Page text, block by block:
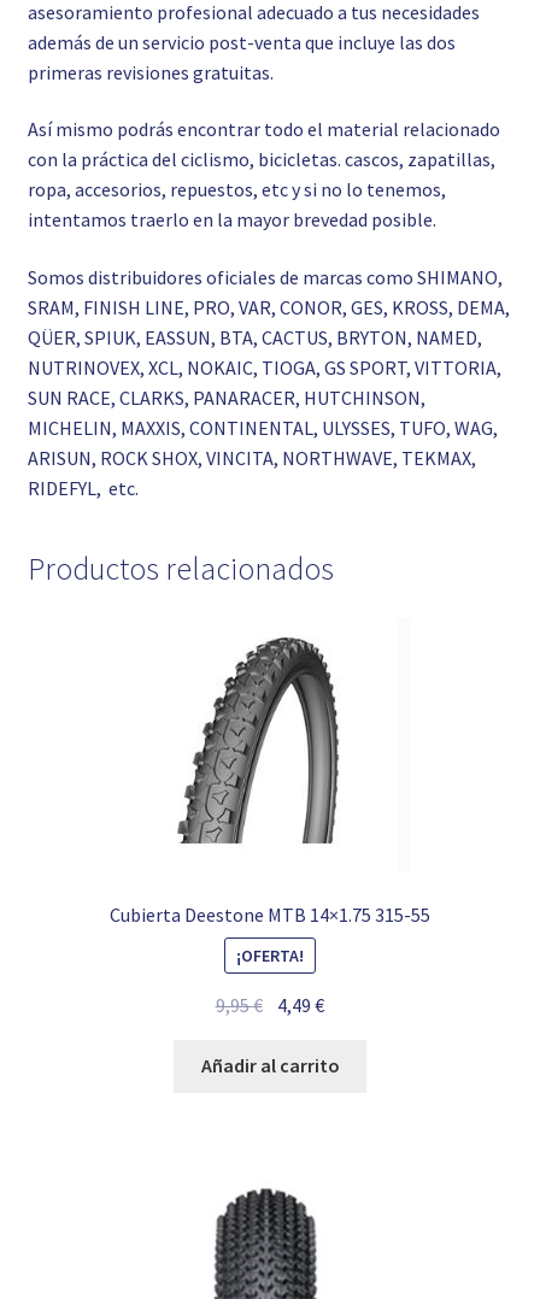
asesoramiento profesional adecuado a tus necesidades
además de un servicio post-venta que incluye las dos
primeras revisiones gratuitas.
Así mismo podrás encontrar todo el material relacionado
con la práctica del ciclismo, bicicletas. cascos, zapatillas,
ropa, accesorios, repuestos, etc y si no lo tenemos,
intentamos traerlo en la mayor brevedad posible.
Somos distribuidores oficiales de marcas como SHIMANO,
SRAM, FINISH LINE, PRO, VAR, CONOR, GES, KROSS, DEMA,
QÜER, SPIUK, EASSUN, BTA, CACTUS, BRYTON, NAMED,
NUTRINOVEX, XCL, NOKAIC, TIOGA, GS SPORT, VITTORIA,
SUN RACE, CLARKS, PANARACER, HUTCHINSON,
MICHELIN, MAXXIS, CONTINENTAL, ULYSSES, TUFO, WAG,
ARISUN, ROCK SHOX, VINCITA, NORTHWAVE, TEKMAX,
RIDEFYL, etc.
Productos relacionados
Cubierta Deestone MTB 14×1.75 315-55
¡OFERTA!
9,95€ El
original
4,49€El
actual
Añadir al carrito